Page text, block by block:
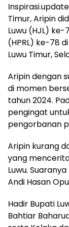
Timur, Aripin
Luwu (HJL) ke-
(HPRL) ke-78
Luwu Timur,
Aripin dengan
di momen
tahun 2024.
pengingat
pengorbanan
Aripin kurang
yang
Luwu.
Andi Hasan
Hadir Bupati
Bahtiar